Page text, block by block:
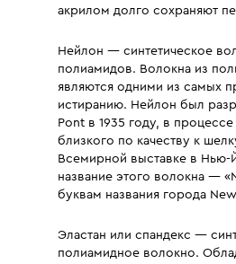
акрилом долго сохраняют
Нейлон — синтетическое
полиамидов. Волокна из
являются одними из самых
истиранию. Нейлон был
Pont в 1935 году, в
близкого по качеству к
Всемирной выставке в Нью-
название этого волокна —
буквам названия города
Эластан или спандекс —
полиамидное волокно.